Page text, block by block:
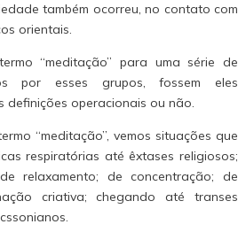
também ocorreu, no contato com
orientais.
“meditação” para uma série de
por esses grupos, fossem eles
definições operacionais ou não.
“meditação”, vemos situações que
respiratórias até êxtases religiosos;
relaxamento; de concentração; de
criativa; chegando até transes